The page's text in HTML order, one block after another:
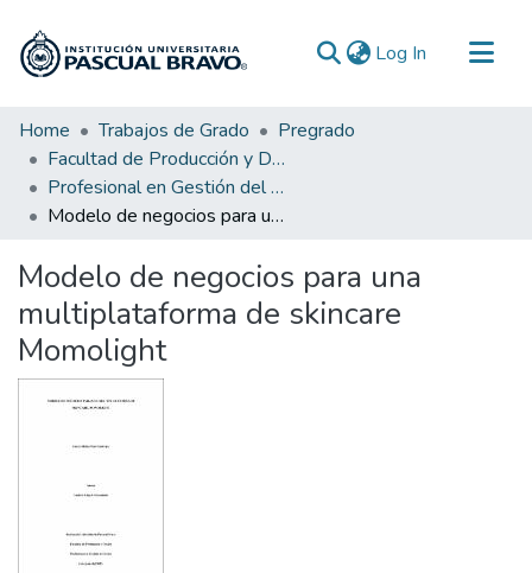
Log In (current)
Communities & Collections
All of DSpace
Statistics
Home Trabajos de Grado
Pregrado
Facultad de Producción y Diseño
Profesional en Gestión del Diseño
Modelo de negocios para una multiplataforma de skincare Momolight
Modelo de negocios para una
multiplataforma de skincare
Momolight